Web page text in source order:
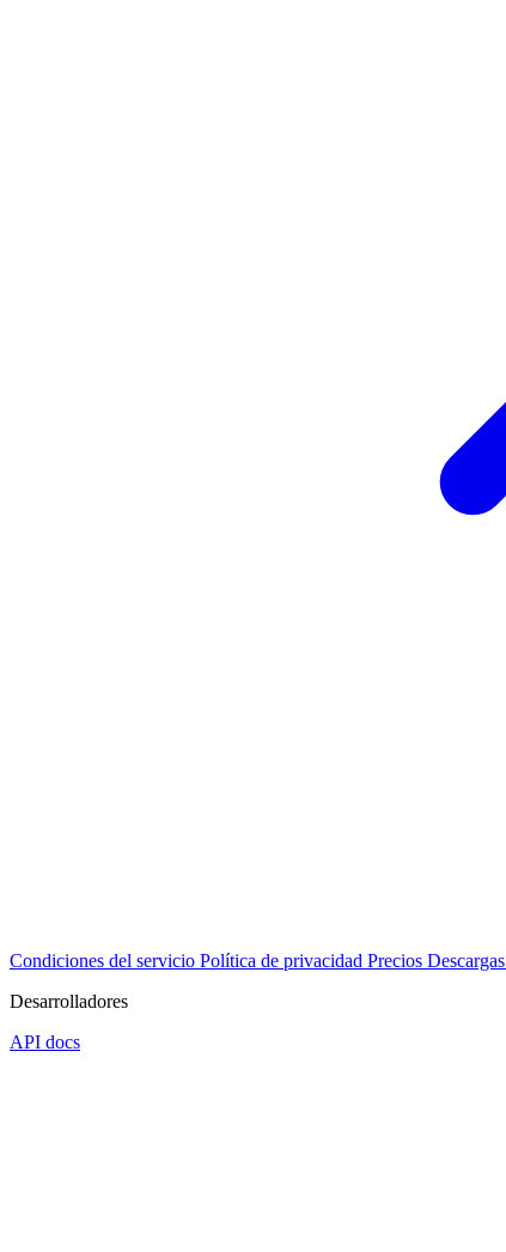
Condiciones del servicio Política de privacidad Precios Descargas
Desarrolladores
API docs